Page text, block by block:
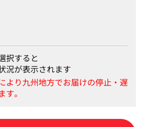
択すると
況が表示されます